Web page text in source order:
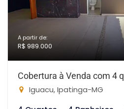
A partir de:
R$ 989.000
Cobertura à Venda com 4
Iguacu, Ipatinga-MG